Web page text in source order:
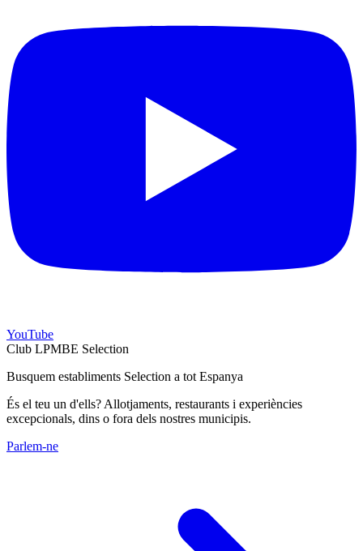
YouTube
Club LPMBE Selection
Busquem establiments Selection a tot Espanya
És el teu un d'ells? Allotjaments, restaurants i experiències
excepcionals, dins o fora dels nostres municipis.
Parlem-ne